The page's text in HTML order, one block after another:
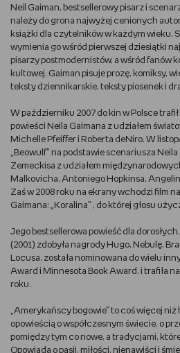
PASJE DZIECKA
RYSUJĘ
PORADNIKI
WYWIADY
WSZYSTKO O LEGO
REDAKCJA
WYDARZENIA
Neil Gaiman, bestsellerowy pisarz i
należy do grona najwyżej cenionych
książki dla czytelników w każdym wieku.
wymienia go wśród pierwszej dziesiątki
pisarzy postmodernistów, a wśród fanów
kultowej. Gaiman pisuje prozę, komiksy,
teksty dziennikarskie, teksty piosenek i
W październiku 2007 do kin w Polsce
powieści Neila Gaimana z udziałem
Michelle Pfeiffer i Roberta deNiro. W
„Beowulf” na podstawie scenariusza
Zemeckisa z udziałem
Malkovicha, Antoniego Hopkinsa,
Zaś w 2008 roku na ekrany wchodzi film
Gaimana: „Koralina” , do której głosu
Jego bestsellerowa powieść dla
(2001) zdobyła nagrody Hugo, Nebulę,
Locusa, została nominowana do wielu
Award i Minnesota Book Award, i trafiła
roku.
„Amerykańscy bogowie” to coś więcej niż
opowieścią o współczesnym świecie, o
pomiędzy tym co nowe, a tradycjami,
Opowiada o pasji, miłości, nienawiści i